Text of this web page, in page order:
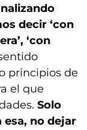
decir ‘con
‘con
principios de
el que
Solo
esa, no dejar